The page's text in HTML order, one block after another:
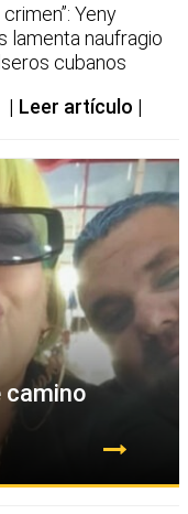
crimen”: Yeny
lamenta naufragio
cubanos
Leer artículo
camino